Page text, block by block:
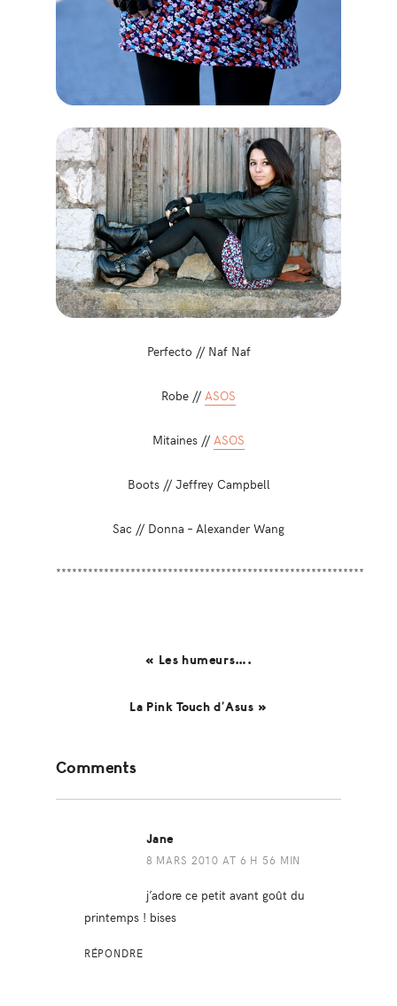
Perfecto // Naf Naf
Robe // ASOS
Mitaines // ASOS
Boots // Jeffrey Campbell
Sac // Donna – Alexander Wang
**********************************************************
« Les humeurs….
La Pink Touch d’Asus »
Interactions
Comments
Jane
8 MARS 2010 AT 6 H 56 MIN
j’adore ce petit avant goût du
printemps ! bises
RÉPONDRE